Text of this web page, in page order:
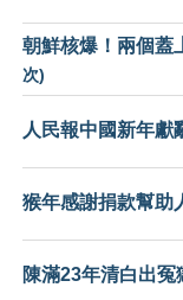
朝鮮核爆！兩個蓋
次)
人民報中國新年獻
猴年感謝捐款幫助
陳滿23年清白出冤